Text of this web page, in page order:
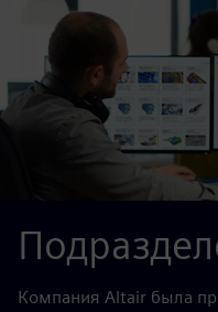
Компания Altair была